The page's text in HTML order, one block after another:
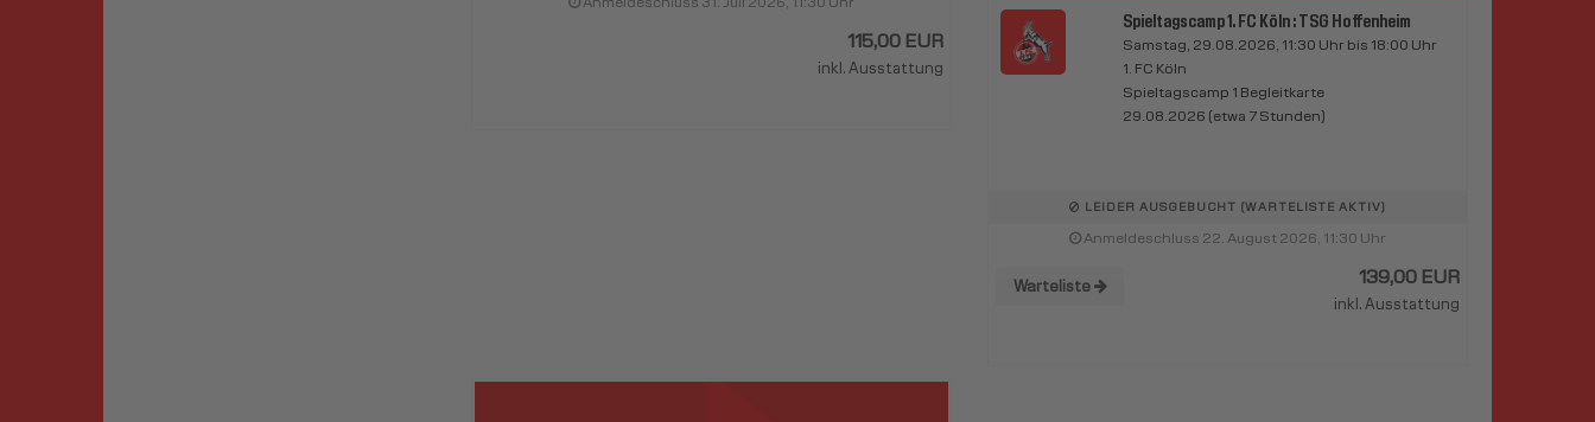
115,00 EUR
inkl. Ausstattung
Spieltagscamp 1. FC Köln : TSG Hoffenheim
Samstag, 29.08.2026, 11:30 Uhr bis 18:00 Uhr
1. FC Köln
Spieltagscamp 1 Begleitkarte
29.08.2026 (etwa 7 Stunden)
LEIDER AUSGEBUCHT (WARTELISTE AKTIV)
Anmeldeschluss 22. August 2026, 11:30 Uhr
Warteliste 139,00 EUR
inkl. Ausstattung